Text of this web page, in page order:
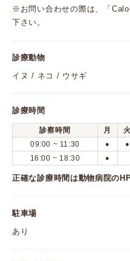
※お問い合わせの際は、「
下さい。
診療動物
イヌ / ネコ / ウサギ
診療時間
診察時間 月 火
09:00 ~ 11:30
● ●
16:00 ~ 18:30 ●
正確な診療時間は動物病院の
駐車場
あり